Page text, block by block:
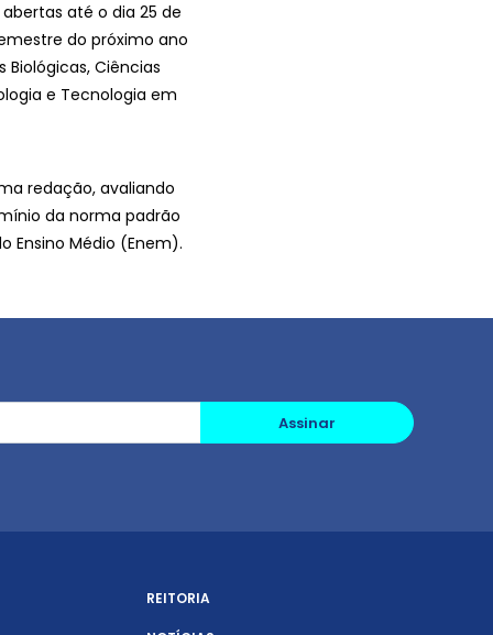
até o dia 25 de
do próximo ano
Ciências
e Tecnologia em
redação, avaliando
da norma padrão
Ensino Médio (Enem).
Assinar
REITORIA